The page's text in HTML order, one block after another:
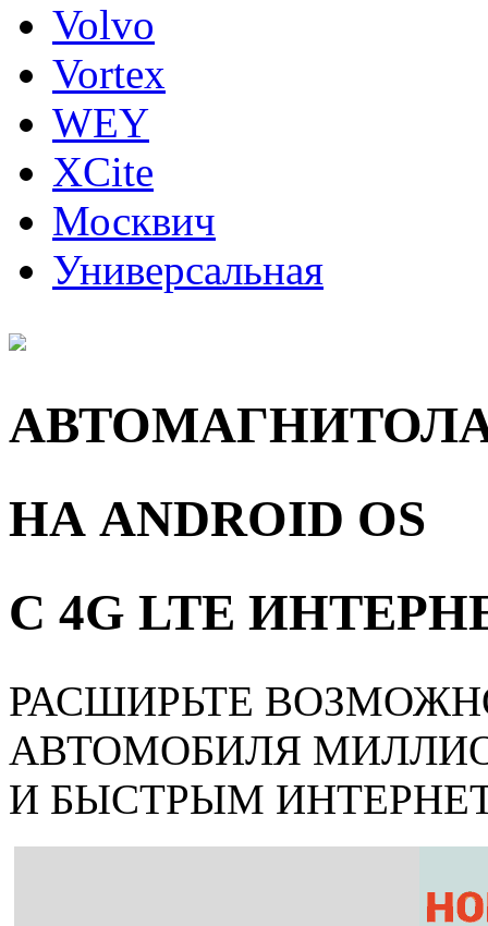
Volvo
Vortex
WEY
XCite
Москвич
Универсальная
НА ANDROID OS
С 4G LTE
РАСШИРЬТЕ
АВТОМОБИЛЯ
И БЫСТРЫМ